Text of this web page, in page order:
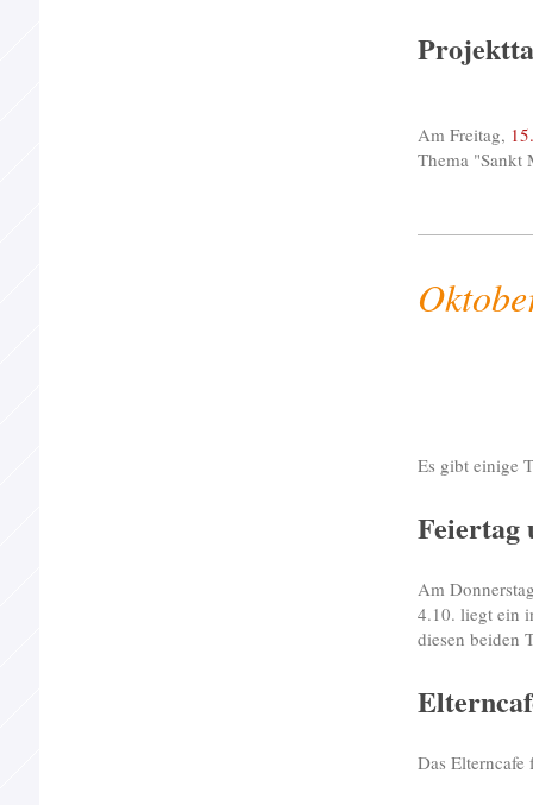
Am Freitag,
Thema "Sankt
Es gibt einige
Feiertag
Am
4.10. liegt ein
diesen beiden
Das